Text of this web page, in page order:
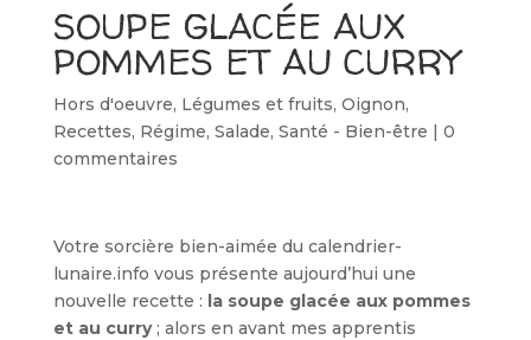
SOUPE GLACÉE AUX
POMMES ET AU CURRY
Hors d'oeuvre, Légumes et fruits, Oignon,
Recettes, Régime, Salade, Santé - Bien-être | 0
commentaires
Votre sorcière bien-aimée du calendrier-
lunaire.info vous présente aujourd’hui une
nouvelle recette : la soupe glacée aux pommes
et au curry; alors en avant mes apprentis